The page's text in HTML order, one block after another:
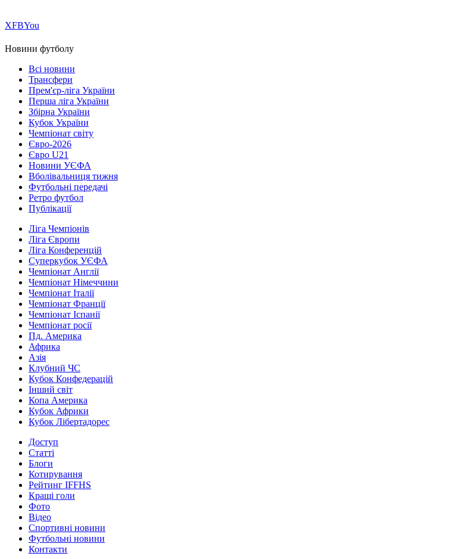
ХFBYou
Новини футболу
Всі новини
Трансфери
Прем'єр-ліга України
Перша ліга України
Збірна України
Кубок України
Чемпіонат світу
Євро-2026
Євро U21
Новини УЄФА
Вболівальниця тижня
Футбольні передачі
Ретро футбол
Публікації
Ліга Чемпіонів
Ліга Європи
Ліга Конференцій
Суперкубок УЄФА
Чемпіонат Англії
Чемпіонат Німеччини
Чемпіонат Італії
Чемпіонат Франції
Чемпіонат Іспанії
Чемпіонат росії
Пд. Америка
Африка
Азія
Клубний ЧС
Кубок Конфедерацій
Інший світ
Копа Америка
Кубок Африки
Кубок Лібертадорес
Доступ
Статті
Блоги
Котирування
Рейтинг IFFHS
Кращі голи
Фото
Відео
Спортивні новини
Футбольні новини
Контакти